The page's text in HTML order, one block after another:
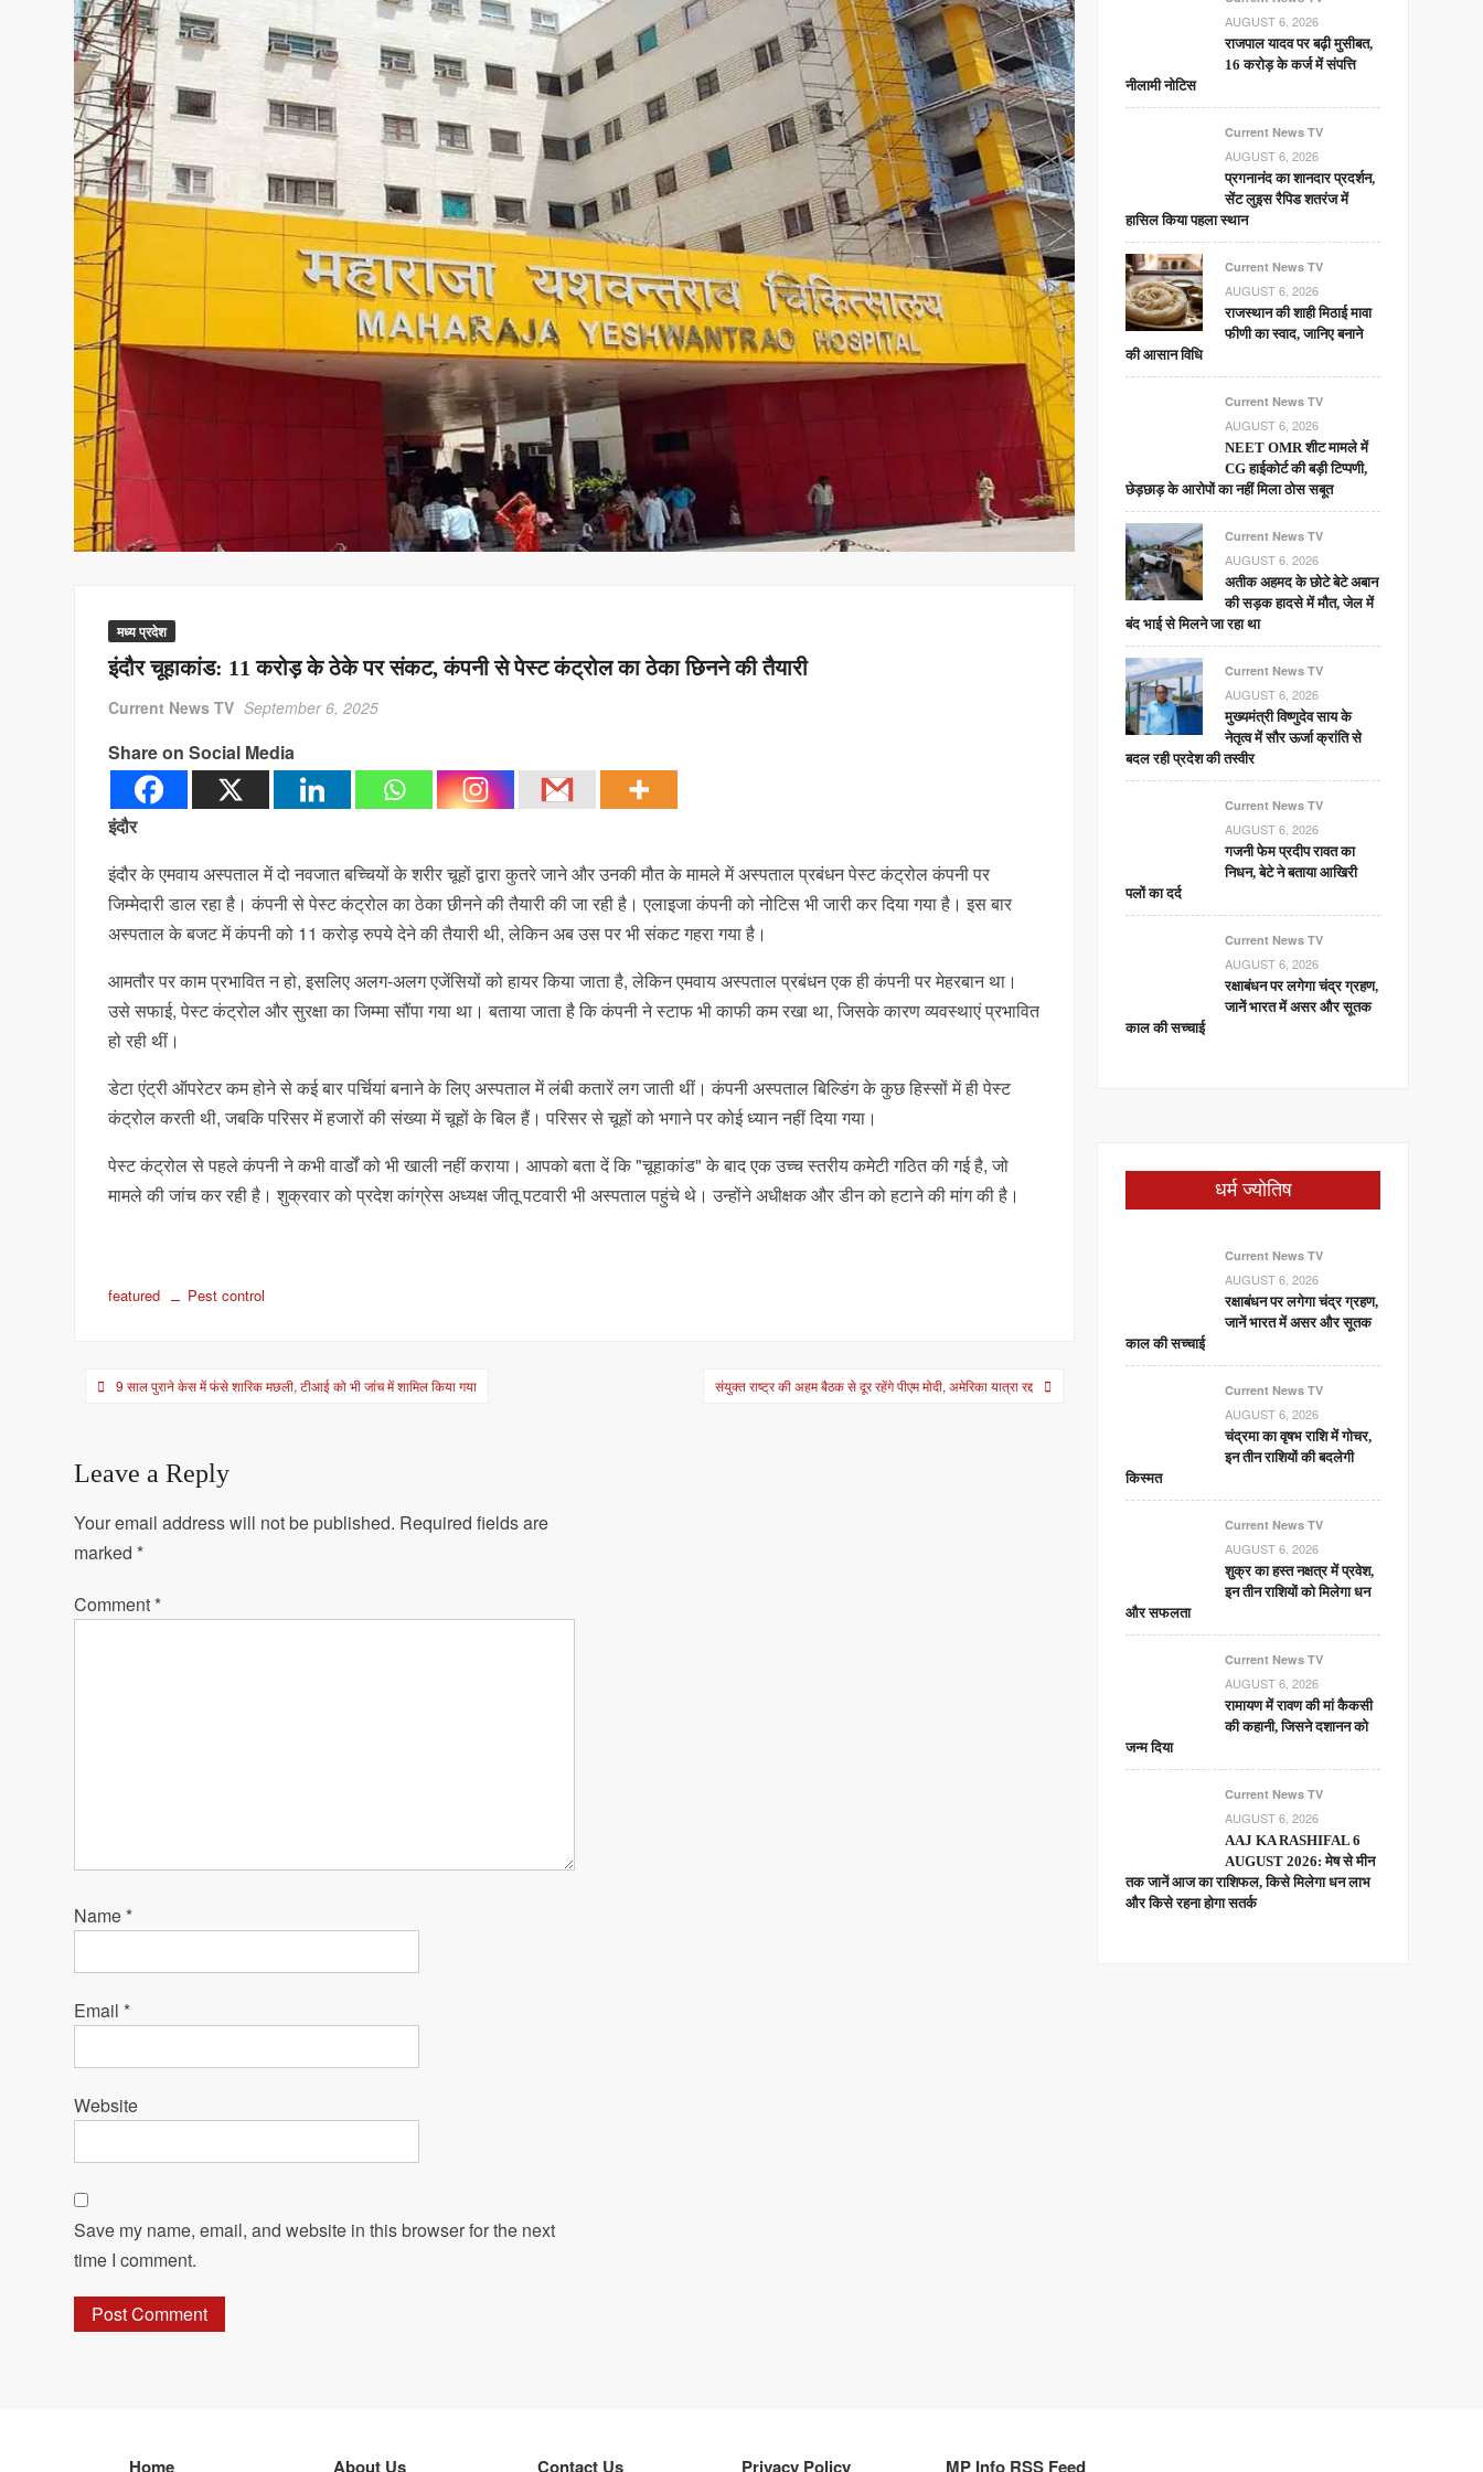
मध्य प्रदेश
इंदौर चूहाकांड: 11 करोड़ के ठेके पर संकट, कंपनी से पेस्ट कंट्रोल का ठेका छिनने की तैयारी
Current News TV September 6, 2025
Share on Social Media
इंदौर
इंदौर के एमवाय अस्पताल में दो नवजात बच्चियों के शरीर चूहों द्वारा कुतरे जाने और उनकी मौत के मामले में अस्पताल प्रबंधन पेस्ट कंट्रोल कंपनी पर
जिम्मेदारी डाल रहा है। कंपनी से पेस्ट कंट्रोल का ठेका छीनने की तैयारी की जा रही है। एलाइजा कंपनी को नोटिस भी जारी कर दिया गया है। इस बार
अस्पताल के बजट में कंपनी को 11 करोड़ रुपये देने की तैयारी थी, लेकिन अब उस पर भी संकट गहरा गया है।
आमतौर पर काम प्रभावित न हो, इसलिए अलग-अलग एजेंसियों को हायर किया जाता है, लेकिन एमवाय अस्पताल प्रबंधन एक ही कंपनी पर मेहरबान था।
उसे सफाई, पेस्ट कंट्रोल और सुरक्षा का जिम्मा सौंपा गया था। बताया जाता है कि कंपनी ने स्टाफ भी काफी कम रखा था, जिसके कारण व्यवस्थाएं प्रभावित
हो रही थीं।
डेटा एंट्री ऑपरेटर कम होने से कई बार पर्चियां बनाने के लिए अस्पताल में लंबी कतारें लग जाती थीं। कंपनी अस्पताल बिल्डिंग के कुछ हिस्सों में ही पेस्ट
कंट्रोल करती थी, जबकि परिसर में हजारों की संख्या में चूहों के बिल हैं। परिसर से चूहों को भगाने पर कोई ध्यान नहीं दिया गया।
पेस्ट कंट्रोल से पहले कंपनी ने कभी वार्डों को भी खाली नहीं कराया। आपको बता दें कि "चूहाकांड" के बाद एक उच्च स्तरीय कमेटी गठित की गई है, जो
मामले की जांच कर रही है। शुक्रवार को प्रदेश कांग्रेस अध्यक्ष जीतू पटवारी भी अस्पताल पहुंचे थे। उन्होंने अधीक्षक और डीन को हटाने की मांग की है।
featured Pest control
Post9 साल पुराने केस में फंसे शारिक मछली, टीआई को भी जांच में शामिल किया गया संयुक्त राष्ट्र की अहम बैठक से दूर रहेंगे पीएम मोदी, अमेरिका यात्रा रद्द
Leave a Reply
Your email address will not be published. Required fields are
marked *
Comment *
Name *
Email *
Website
Save my name, email, and website in this browser for the next
time I comment.
AUGUST 6, 2026
राजपाल यादव पर बढ़ी मुसीबत,
16 करोड़ के कर्ज में संपत्ति
नीलामी नोटिस
Current News TV
AUGUST 6, 2026
प्रगनानंद का शानदार प्रदर्शन,
सेंट लुइस रैपिड शतरंज में
हासिल किया पहला स्थान
Current News TV
AUGUST 6, 2026
राजस्थान की शाही मिठाई मावा
फीणी का स्वाद, जानिए बनाने
की आसान विधि
Current News TV
AUGUST 6, 2026
NEET OMR शीट मामले में
CG हाईकोर्ट की बड़ी टिप्पणी,
छेड़छाड़ के आरोपों का नहीं मिला ठोस सबूत
Current News TV
AUGUST 6, 2026
अतीक अहमद के छोटे बेटे अबान
की सड़क हादसे में मौत, जेल में
बंद भाई से मिलने जा रहा था
Current News TV
AUGUST 6, 2026
मुख्यमंत्री विष्णुदेव साय के
नेतृत्व में सौर ऊर्जा क्रांति से
बदल रही प्रदेश की तस्वीर
Current News TV
AUGUST 6, 2026
गजनी फेम प्रदीप रावत का
निधन, बेटे ने बताया आखिरी
पलों का दर्द
Current News TV
AUGUST 6, 2026
रक्षाबंधन पर लगेगा चंद्र ग्रहण,
जानें भारत में असर और सूतक
काल की सच्चाई
धर्म ज्योतिष
Current News TV
AUGUST 6, 2026
रक्षाबंधन पर लगेगा चंद्र ग्रहण,
जानें भारत में असर और सूतक
काल की सच्चाई
Current News TV
AUGUST 6, 2026
चंद्रमा का वृषभ राशि में गोचर,
इन तीन राशियों की बदलेगी
किस्मत
Current News TV
AUGUST 6, 2026
शुक्र का हस्त नक्षत्र में प्रवेश,
इन तीन राशियों को मिलेगा धन
और सफलता
Current News TV
AUGUST 6, 2026
रामायण में रावण की मां कैकसी
की कहानी, जिसने दशानन को
जन्म दिया
Current News TV
AUGUST 6, 2026
AAJ KA RASHIFAL 6
AUGUST 2026: मेष से मीन
तक जानें आज का राशिफल, किसे मिलेगा धन लाभ
और किसे रहना होगा सतर्क
Home About Us Contact Us Privacy Policy MP Info RSS Feed